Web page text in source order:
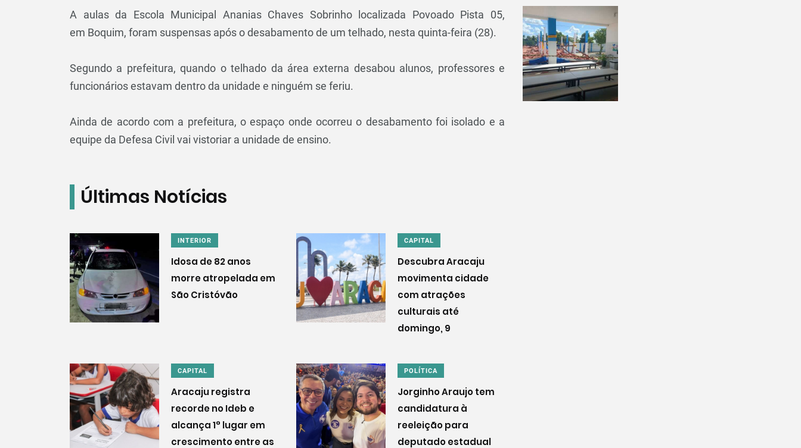
A aulas da Escola Municipal Ananias Chaves Sobrinho localizada Povoado Pista 05,
em Boquim, foram suspensas após o desabamento de um telhado, nesta quinta-feira (28).
Segundo a prefeitura, quando o telhado da área externa desabou alunos, professores e
funcionários estavam dentro da unidade e ninguém se feriu.
Ainda de acordo com a prefeitura, o espaço onde ocorreu o desabamento foi isolado e a
equipe da Defesa Civil vai vistoriar a unidade de ensino.
Últimas Notícias
INTERIOR
Idosa de 82 anos
morre atropelada em
São Cristóvão
CAPITAL
Descubra Aracaju
movimenta cidade
com atrações
culturais até
domingo, 9
CAPITAL
Aracaju registra
recorde no Ideb e
alcança 1° lugar em
crescimento entre as
POLÍTICA
Jorginho Araujo tem
candidatura à
reeleição para
deputado estadual